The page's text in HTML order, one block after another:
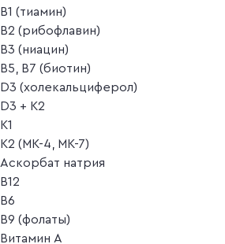
B1 (тиамин)
B2 (рибофлавин)
B3 (ниацин)
B5, B7 (биотин)
D3 (холекальциферол)
D3 + K2
K1
K2 (MK-4, MK-7)
Аскорбат натрия
В12
В6
В9 (фолаты)
Витамин A